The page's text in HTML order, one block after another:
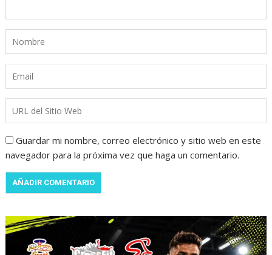
Guardar mi nombre, correo electrónico y sitio web en este
navegador para la próxima vez que haga un comentario.